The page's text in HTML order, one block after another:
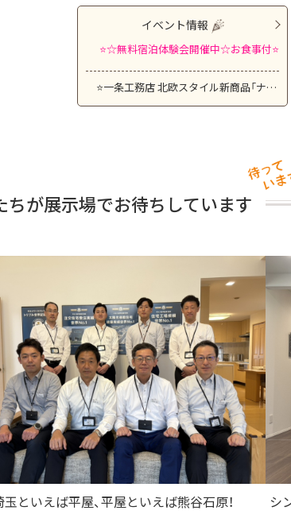
販売開始！宿泊体験もスタート!
館さらぽか空調で夏も快適です!!
イベント情報
⭐️☆無料宿泊体験会開催中☆お食事付⭐️
⭐一条工務店 北欧スタイル新商品「ナチュリア先行見学会」開催～ （モデルハウス見学予約制）⭐
ちが展示場でお待ちしています
玉といえば平屋、平屋といえば熊谷石原！
シ